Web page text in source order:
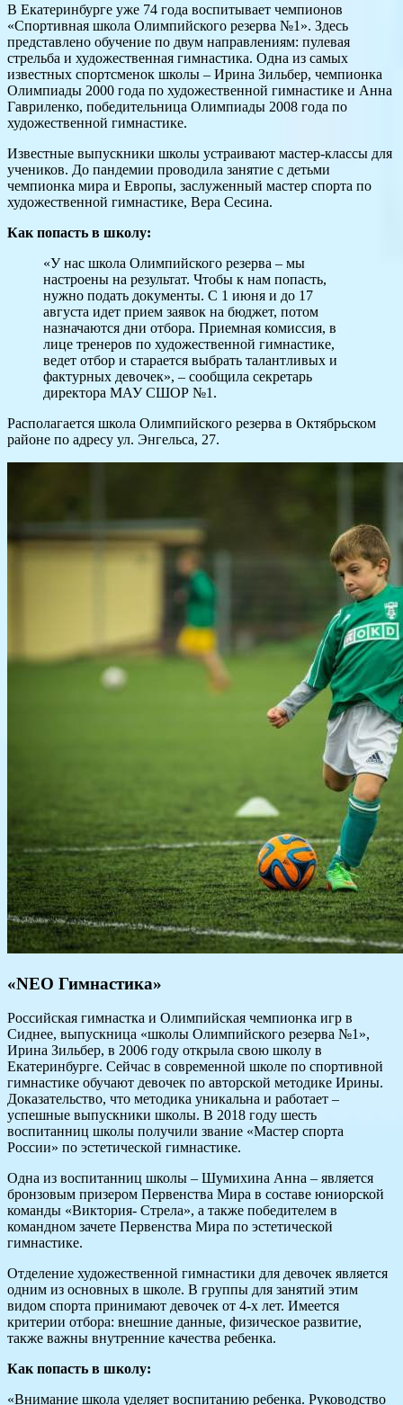
В Екатеринбурге уже 74 года воспитывает чемпионов
«Спортивная школа Олимпийского резерва №1». Здесь
представлено обучение по двум направлениям: пулевая
стрельба и художественная гимнастика. Одна из самых
известных спортсменок школы – Ирина Зильбер, чемпионка
Олимпиады 2000 года по художественной гимнастике и Анна
Гавриленко, победительница Олимпиады 2008 года по
художественной гимнастике.
Известные выпускники школы устраивают мастер-классы для
учеников. До пандемии проводила занятие с детьми
чемпионка мира и Европы, заслуженный мастер спорта по
художественной гимнастике, Вера Сесина.
Как попасть в школу:
«У нас школа Олимпийского резерва – мы
настроены на результат. Чтобы к нам попасть,
нужно подать документы. С 1 июня и до 17
августа идет прием заявок на бюджет, потом
назначаются дни отбора. Приемная комиссия, в
лице тренеров по художественной гимнастике,
ведет отбор и старается выбрать талантливых и
фактурных девочек», – сообщила секретарь
директора МАУ СШОР №1.
Располагается школа Олимпийского резерва в Октябрьском
районе по адресу ул. Энгельса, 27.
«NEO Гимнастика»
Российская гимнастка и Олимпийская чемпионка игр в
Сиднее, выпускница «школы Олимпийского резерва №1»,
Ирина Зильбер, в 2006 году открыла свою школу в
Екатеринбурге. Сейчас в современной школе по спортивной
гимнастике обучают девочек по авторской методике Ирины.
Доказательство, что методика уникальна и работает –
успешные выпускники школы. В 2018 году шесть
воспитанниц школы получили звание «Мастер спорта
России» по эстетической гимнастике.
Одна из воспитанниц школы – Шумихина Анна – является
бронзовым призером Первенства Мира в составе юниорской
команды «Виктория- Стрела», а также победителем в
командном зачете Первенства Мира по эстетической
гимнастике.
Отделение художественной гимнастики для девочек является
одним из основных в школе. В группы для занятий этим
видом спорта принимают девочек от 4-х лет. Имеется
критерии отбора: внешние данные, физическое развитие,
также важны внутренние качества ребенка.
Как попасть в школу:
«Внимание школа уделяет воспитанию ребенка. Руководство